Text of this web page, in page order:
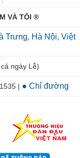
VÀ TÔI ®
Trưng, Hà Nội, Việt
ngày Lễ)
| ● Chỉ đường